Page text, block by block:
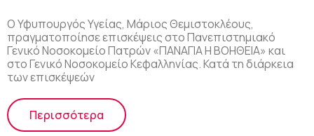
Ο Υφυπουργός Υγείας, Μάριος Θεμιστοκλέους,
πραγματοποίησε επισκέψεις στο Πανεπιστημιακό
Γενικό Νοσοκομείο Πατρών «ΠΑΝΑΓΙΑ Η ΒΟΗΘΕΙΑ» και
στο Γενικό Νοσοκομείο Κεφαλληνίας. Κατά τη διάρκεια
των επισκέψεών
Περισσότερα